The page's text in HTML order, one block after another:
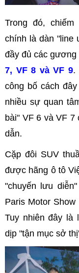
Trong đó,
chính là dàn "line
đầy đủ các gương
7, VF 8 và VF 9.
công bố cách
nhiều sự quan
bài" VF 6 và VF
dẫn.
Cặp đôi SUV
được hãng ô tô
"chuyến lưu
Paris Motor
Tuy nhiên đây là
dịp "tận mục sở